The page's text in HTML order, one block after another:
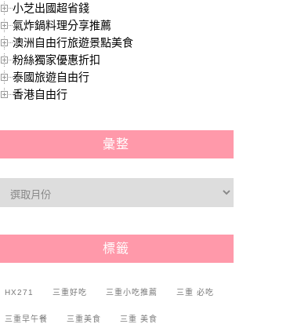
小芝出國超省錢
氣炸鍋料理分享推薦
澳洲自由行旅遊景點美食
粉絲獨家優惠折扣
泰國旅遊自由行
香港自由行
彙整
標籤
HX271 三重好吃 三重小吃推薦 三重 必吃
三重早午餐 三重美食 三重 美食